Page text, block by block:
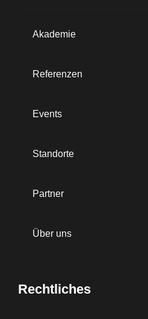
Akademie
Referenzen
Events
Standorte
Partner
Über uns
Rechtliches